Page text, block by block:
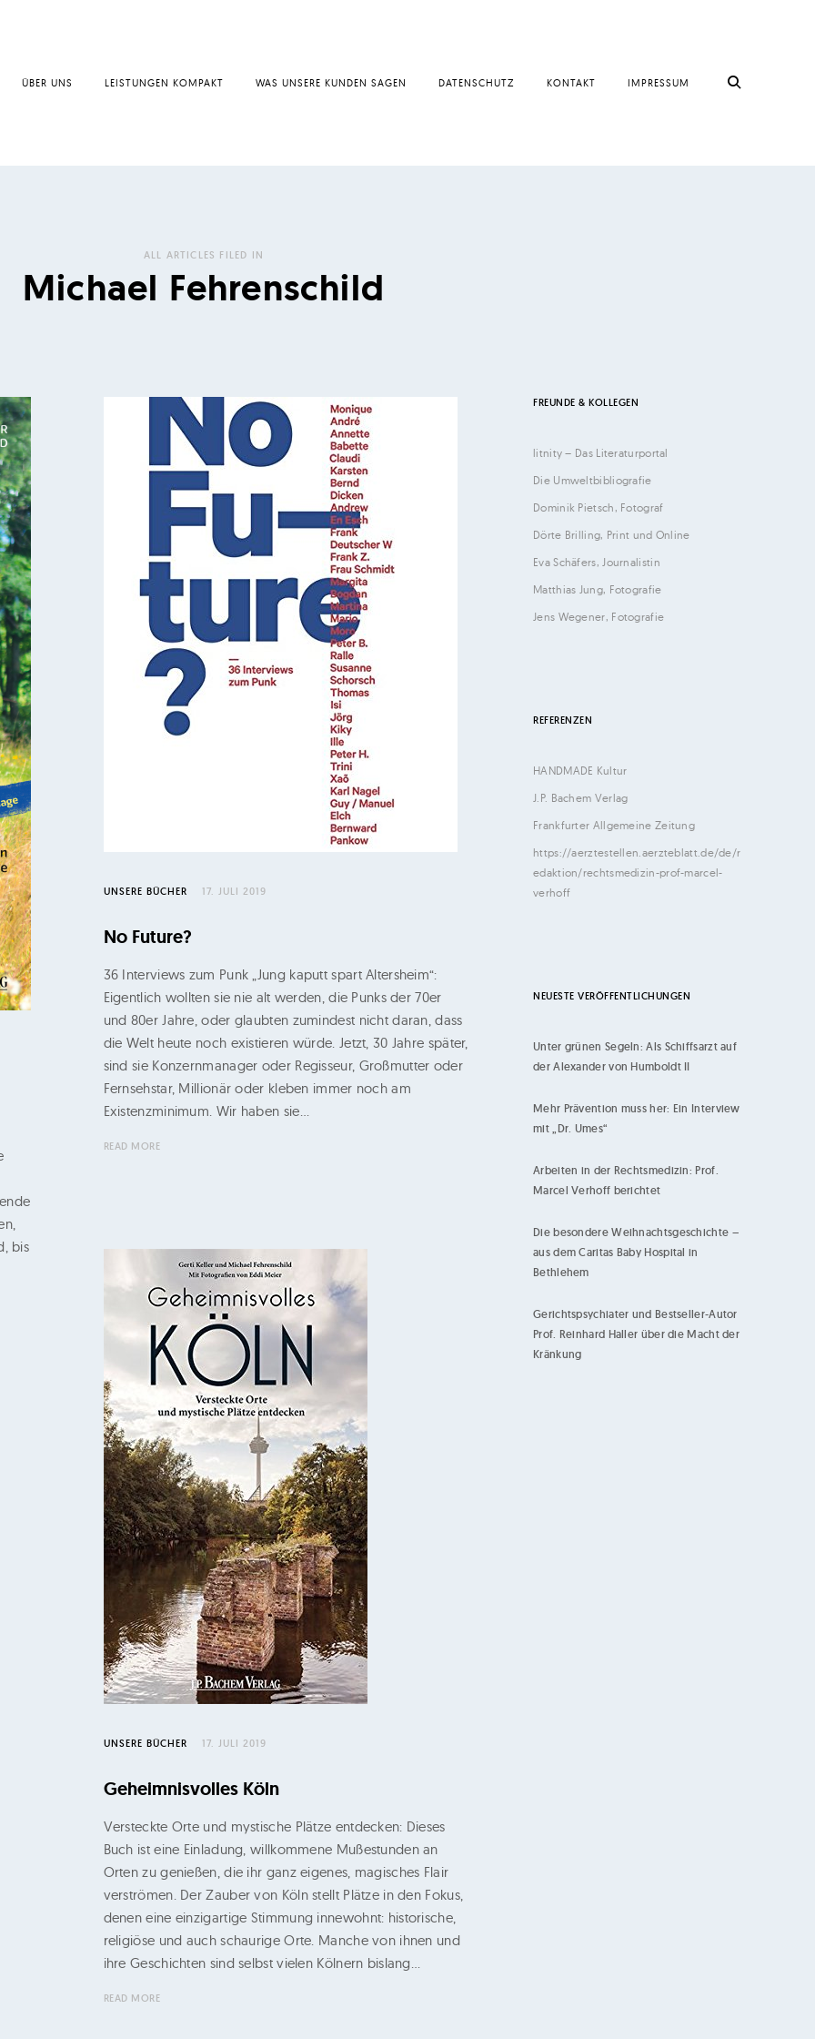
ÜBER UNS LEISTUNGEN KOMPAKT WAS UNSERE KUNDEN SAGEN DATENSCHUTZ KONTAKT IMPRESSUM
ALL ARTICLES FILED IN
Michael Fehrenschild
bis
UNSERE BÜCHER 17. JULI 2019
No Future?
36 Interviews zum Punk „Jung kaputt spart Altersheim“:
Eigentlich wollten sie nie alt werden, die Punks der 70er
und 80er Jahre, oder glaubten zumindest nicht daran, dass
die Welt heute noch existieren würde. Jetzt, 30 Jahre später,
sind sie Konzernmanager oder Regisseur, Großmutter oder
Fernsehstar, Millionär oder kleben immer noch am
Existenzminimum. Wir haben sie…
READ MORE
UNSERE BÜCHER 17. JULI 2019
Geheimnisvolles Köln
Versteckte Orte und mystische Plätze entdecken: Dieses
Buch ist eine Einladung, willkommene Mußestunden an
Orten zu genießen, die ihr ganz eigenes, magisches Flair
verströmen. Der Zauber von Köln stellt Plätze in den Fokus,
denen eine einzigartige Stimmung innewohnt: historische,
religiöse und auch schaurige Orte. Manche von ihnen und
ihre Geschichten sind selbst vielen Kölnern bislang…
READ MORE
FREUNDE & KOLLEGEN
litnity – Das Literaturportal
Die Umweltbibliografie
Dominik Pietsch, Fotograf
Dörte Brilling, Print und Online
Eva Schäfers, Journalistin
Matthias Jung, Fotografie
Jens Wegener, Fotografie
REFERENZEN
HANDMADE Kultur
J.P. Bachem Verlag
Frankfurter Allgemeine Zeitung
https://aerztestellen.aerzteblatt.de/de/r
edaktion/rechtsmedizin-prof-marcel-
verhoff
NEUESTE VERÖFFENTLICHUNGEN
Unter grünen Segeln: Als Schiffsarzt auf
der Alexander von Humboldt II
Mehr Prävention muss her: Ein Interview
mit „Dr. Umes“
Arbeiten in der Rechtsmedizin: Prof.
Marcel Verhoff berichtet
Die besondere Weihnachtsgeschichte –
aus dem Caritas Baby Hospital in
Bethlehem
Gerichtspsychiater und Bestseller-Autor
Prof. Reinhard Haller über die Macht der
Kränkung